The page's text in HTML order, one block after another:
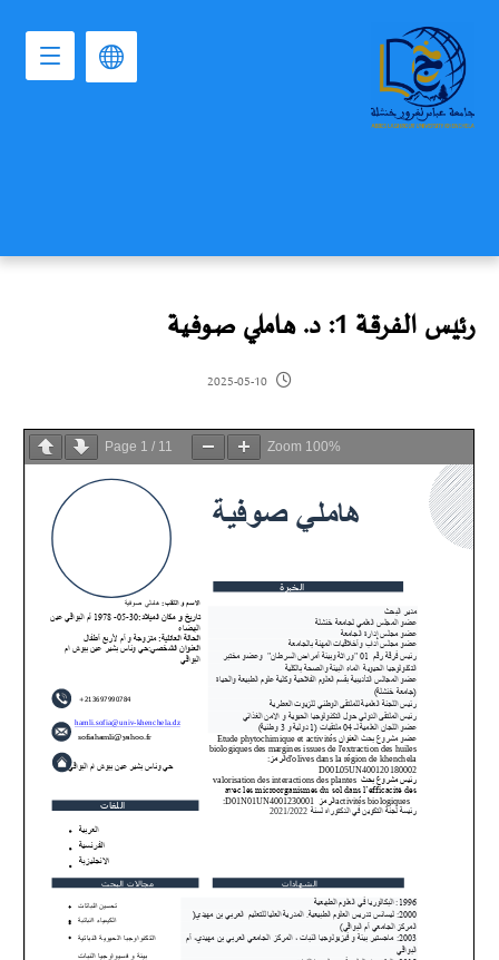
رئيس الفرقة 1: د. هاملي صوفية
2025-05-10
Page 1 / 11 Zoom 100%